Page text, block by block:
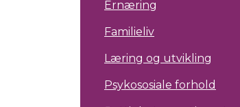
Ernæring
Familieliv
Læring og utvikling
Psykososiale forhold